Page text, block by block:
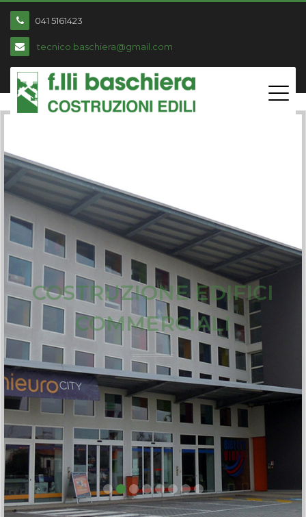
041 5161423
tecnico.baschiera@gmail.com
COSTRUZIONE EDIFICI
COMMERCIALI